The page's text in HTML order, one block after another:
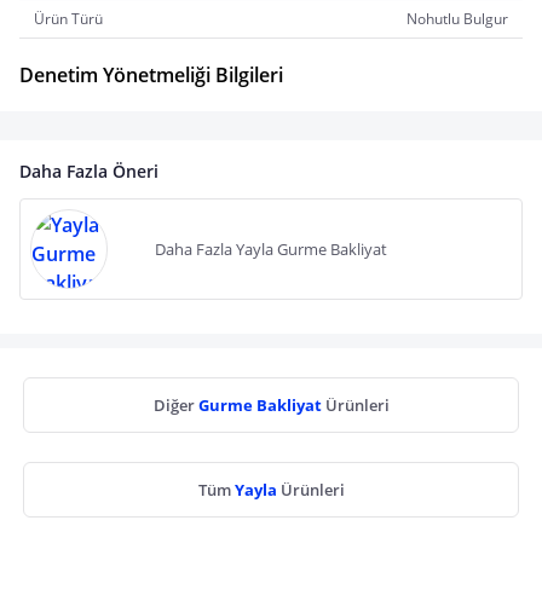
Ürün Türü
Nohutlu Bulgur
Denetim Yönetmeliği Bilgileri
Daha Fazla Öneri
Daha Fazla Yayla Gurme Bakliyat
DiğerGurme Bakliyat Ürünleri
TümYayla Ürünleri